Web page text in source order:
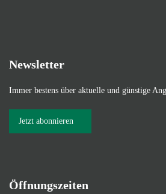
Newsletter
Immer bestens über aktuelle und günstige
Jetzt abonnieren
Öffnungszeiten